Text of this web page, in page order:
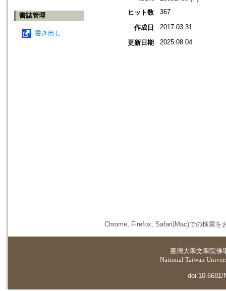
書誌管理
書き出し
ヒット数
367
作成日 2017.03.31
更新日期 2025.08.04
Chrome, Firefox, Safari(Mac)での検索を
臺灣大學文學院佛
National Taiwan
doi:10.6681/